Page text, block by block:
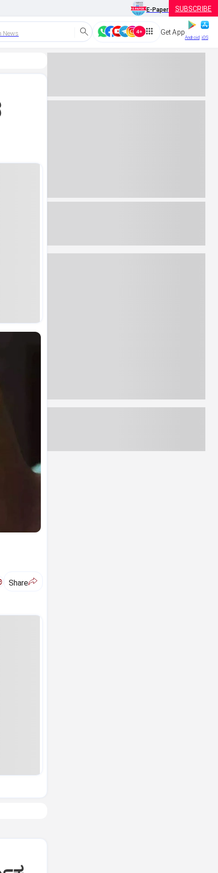
E-Paper SUBSCRIBE
News Get App
Android iOS
Share